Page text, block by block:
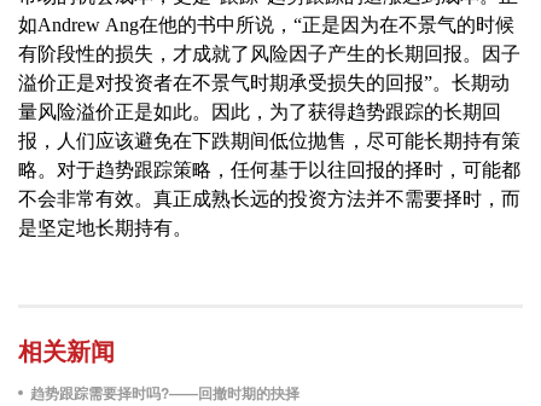
如Andrew Ang在他的书中所说，“正是因为在不景气的时候
有阶段性的损失，才成就了风险因子产生的长期回报。因子
溢价正是对投资者在不景气时期承受损失的回报”。长期动
量风险溢价正是如此。因此，为了获得趋势跟踪的长期回
报，人们应该避免在下跌期间低位抛售，尽可能长期持有策
略。对于趋势跟踪策略，任何基于以往回报的择时，可能都
不会非常有效。真正成熟长远的投资方法并不需要择时，而
是坚定地长期持有。
相关新闻
趋势跟踪需要择时吗?——回撤时期的抉择